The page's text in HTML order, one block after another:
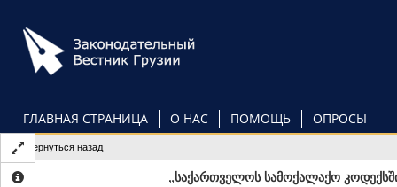
основному
содержанию
ГЛАВНАЯ СТРАНИЦА О НАС ПОМОЩЬ ОПРОСЫ
Вернуться назад
„საქართველოს სამოქალაქო